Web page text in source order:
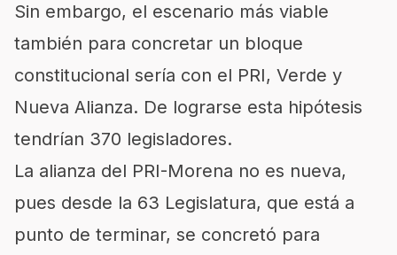
Sin embargo, el escenario más viable
también para concretar un bloque
constitucional sería con el PRI, Verde y
Nueva Alianza. De lograrse esta hipótesis
tendrían 370 legisladores.
La alianza del PRI-Morena no es nueva,
pues desde la 63 Legislatura, que está a
punto de terminar, se concretó para